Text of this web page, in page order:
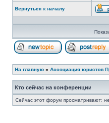
Вернуться к началу
На главную » Ассоциация юристов
Кто сейчас на конференции
Сейчас этот форум просматривают: